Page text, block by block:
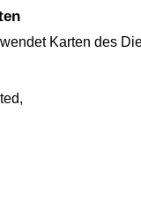
Karten des